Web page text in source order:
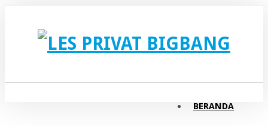
BERANDA